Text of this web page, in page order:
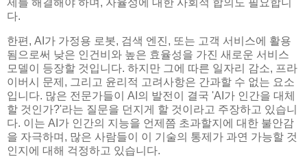
다.
한편, AI가 가정용 로봇, 검색 엔진, 또는 고객 서비스에 활용
됨으로써 낮은 인건비와 높은 효율성을 가진 새로운 서비스
모델이 등장할 것입니다. 하지만 그에 따른 일자리 감소, 프라
이버시 문제, 그리고 윤리적 고려사항은 간과할 수 없는 요소
입니다. 많은 전문가들이 AI의 발전이 결국 'AI가 인간을 대체
할 것인가?'라는 질문을 던지게 할 것이라고 주장하고 있습니
다. 이는 AI가 인간의 지능을 언제쯤 초과할지에 대한 불안감
을 자극하며, 많은 사람들이 이 기술의 통제가 과연 가능할 것
인지에 대해 걱정하고 있습니다.